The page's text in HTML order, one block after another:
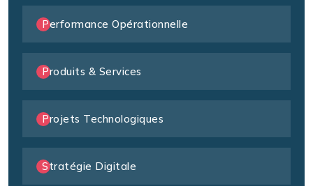
Performance Opérationnelle
Produits & Services
Projets Technologiques
Stratégie Digitale